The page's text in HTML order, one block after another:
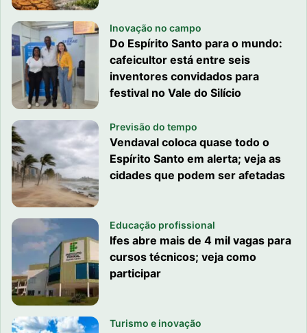
Inovação no campo
Do Espírito Santo para o mundo:
cafeicultor está entre seis
inventores convidados para
festival no Vale do Silício
Previsão do tempo
Vendaval coloca quase todo o
Espírito Santo em alerta; veja as
cidades que podem ser afetadas
Educação profissional
Ifes abre mais de 4 mil vagas para
cursos técnicos; veja como
participar
Turismo e inovação